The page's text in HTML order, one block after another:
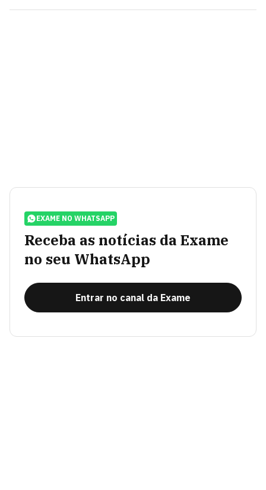
EXAME NO WHATSAPP
Receba as notícias da Exame
no seu WhatsApp
Entrar no canal da Exame